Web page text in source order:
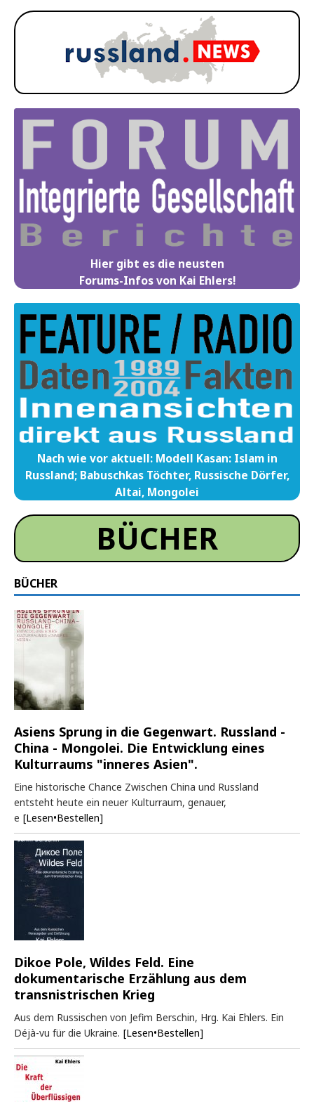
Hier gibt es die neusten
Forums-Infos von Kai Ehlers!
Nach wie vor aktuell: Modell Kasan: Islam in
Russland; Babuschkas Töchter, Russische Dörfer,
Altai, Mongolei
BÜCHER
BÜCHER
Asiens Sprung in die Gegenwart. Russland -
China - Mongolei. Die Entwicklung eines
Kulturraums "inneres Asien".
Eine historische Chance Zwischen China und Russland
entsteht heute ein neuer Kulturraum, genauer,
e [Lesen•Bestellen]
Dikoe Pole, Wildes Feld. Eine
dokumentarische Erzählung aus dem
transnistrischen Krieg
Aus dem Russischen von Jefim Berschin, Hrg. Kai Ehlers. Ein
Déjà-vu für die Ukraine. [Lesen•Bestellen]